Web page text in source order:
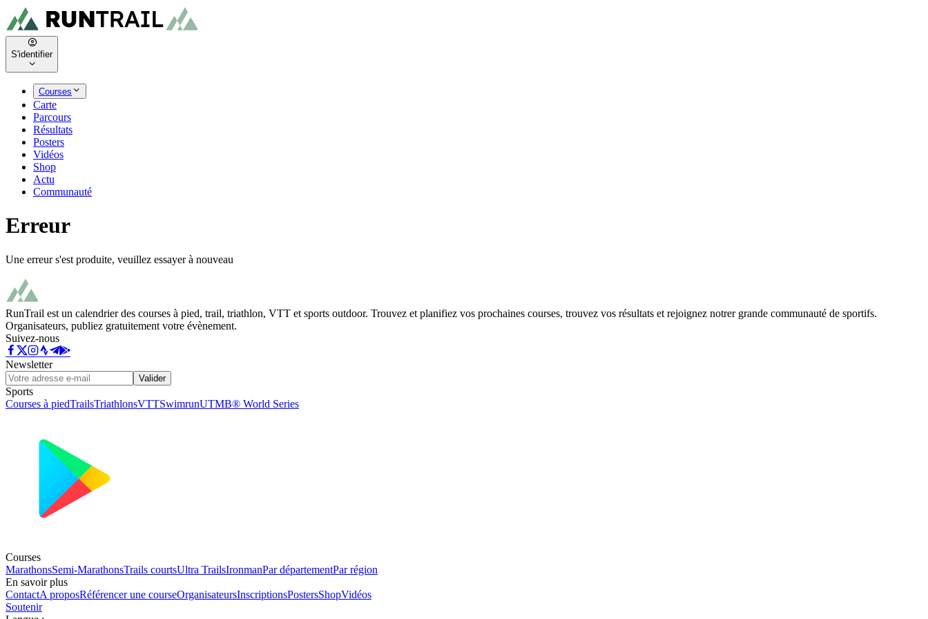
S'identifier
Courses
Carte
Parcours
Résultats
Posters
Vidéos
Shop
Actu
Communauté
Erreur
Une erreur s'est produite, veuillez essayer à nouveau
RunTrail est un calendrier des courses à pied, trail, triathlon, VTT et sports outdoor. Trouvez et planifiez vos prochaines courses, trouvez vos résultats et rejoignez notrer grande communauté de sportifs.
Organisateurs, publiez gratuitement votre évènement.
Suivez-nous
Newsletter
Valider
Sports
Courses à piedTrailsTriathlonsVTTSwimrunUTMB® World Series
Courses
MarathonsSemi-MarathonsTrails courtsUltra TrailsIronmanPar départementPar région
En savoir plus
ContactA proposRéférencer une courseOrganisateursInscriptionsPostersShopVidéos
Soutenir